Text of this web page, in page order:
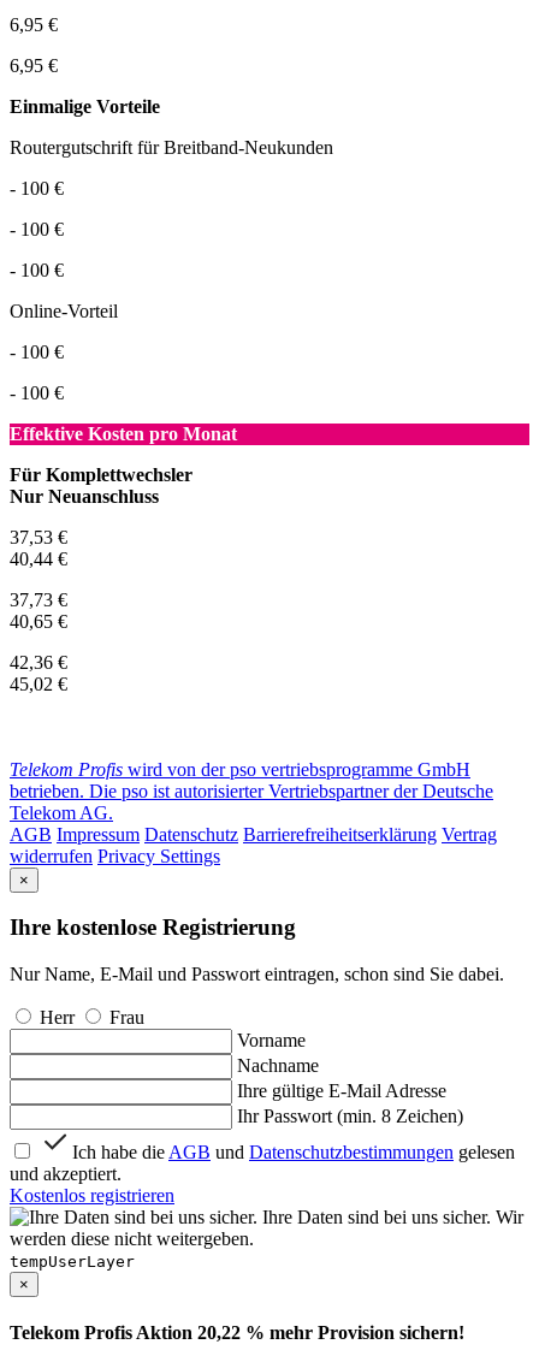
6,95 €
6,95 €
Einmalige Vorteile
Routergutschrift für Breitband-Neukunden
- 100 €
- 100 €
- 100 €
Online-Vorteil
- 100 €
- 100 €
Effektive Kosten pro Monat
Für Komplettwechsler
Nur Neuanschluss
37,53 €
40,44 €
37,73 €
40,65 €
42,36 €
45,02 €
Telekom Profis wird von der pso vertriebsprogramme GmbH
betrieben. Die pso ist autorisierter Vertriebspartner der Deutsche
Telekom AG.
AGB Impressum Datenschutz Barrierefreiheitserklärung Vertrag
widerrufen Privacy Settings
×
Ihre kostenlose Registrierung
Nur Name, E-Mail und Passwort eintragen, schon sind Sie dabei.
Herr
Frau
Vorname
Nachname
Ihre gültige E-Mail Adresse
Ihr Passwort (min. 8 Zeichen)
Ich habe die AGB und Datenschutzbestimmungen gelesen
und akzeptiert.
Kostenlos registrieren
Ihre Daten sind bei uns sicher. Wir
werden diese nicht weitergeben.
tempUserLayer
×
Telekom Profis Aktion 20,22 % mehr Provision sichern!